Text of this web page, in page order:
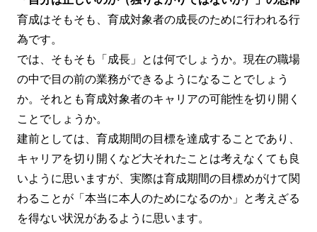
育成はそもそも、育成対象者の成長のために行われる行
為です。
では、そもそも「成長」とは何でしょうか。現在の職場
の中で目の前の業務ができるようになることでしょう
か。それとも育成対象者のキャリアの可能性を切り開く
ことでしょうか。
建前としては、育成期間の目標を達成することであり、
キャリアを切り開くなど大それたことは考えなくても良
いように思いますが、実際は育成期間の目標めがけて関
わることが「本当に本人のためになるのか」と考えざる
を得ない状況があるように思います。